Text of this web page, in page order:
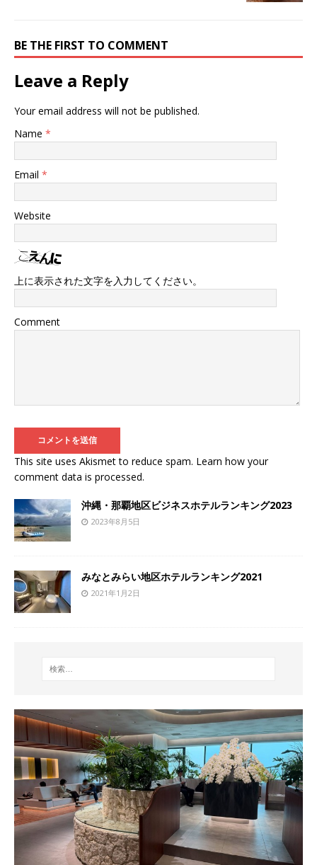
BE THE FIRST TO COMMENT
Leave a Reply
Your email address will not be published.
Name *
Email *
Website
上に表示された文字を入力してください。
Comment
This site uses Akismet to reduce spam. Learn how your
comment data is processed.
沖縄・那覇地区ビジネスホテルランキング2023
2023年8月5日
みなとみらい地区ホテルランキング2021
2021年1月2日